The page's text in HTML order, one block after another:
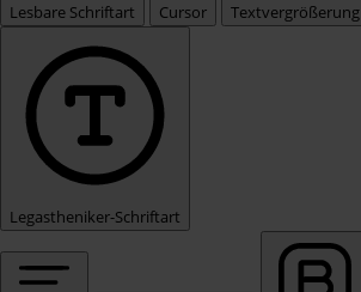
Lesbare Schriftart Cursor Textvergrößerung
Legastheniker-Schriftart